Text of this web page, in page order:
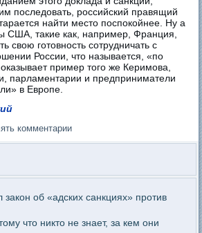
последовать, российский правящий
найти место поспокойнее. Ну а
США, такие как, например, Франция,
свою готовность сотрудничать с
России, что называется, «по
пример того же Керимова,
парламентарии и предприниматели
в Европе.
комментарии
об «адских санкциях» против
что никто не знает, за кем они